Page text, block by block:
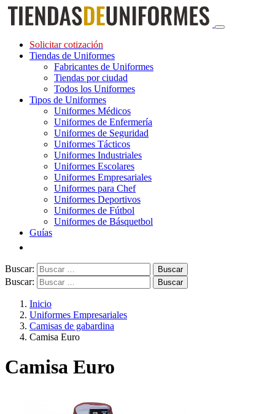
Solicitar cotización
Tiendas de Uniformes
Fabricantes de Uniformes
Tiendas por ciudad
Todos los Uniformes
Tipos de Uniformes
Uniformes Médicos
Uniformes de Enfermería
Uniformes de Seguridad
Uniformes Tácticos
Uniformes Industriales
Uniformes Escolares
Uniformes Empresariales
Uniformes para Chef
Uniformes Deportivos
Uniformes de Fútbol
Uniformes de Básquetbol
Guías
Buscar:
Buscar:
Inicio
Uniformes Empresariales
Camisas de gabardina
Camisa Euro
Camisa Euro